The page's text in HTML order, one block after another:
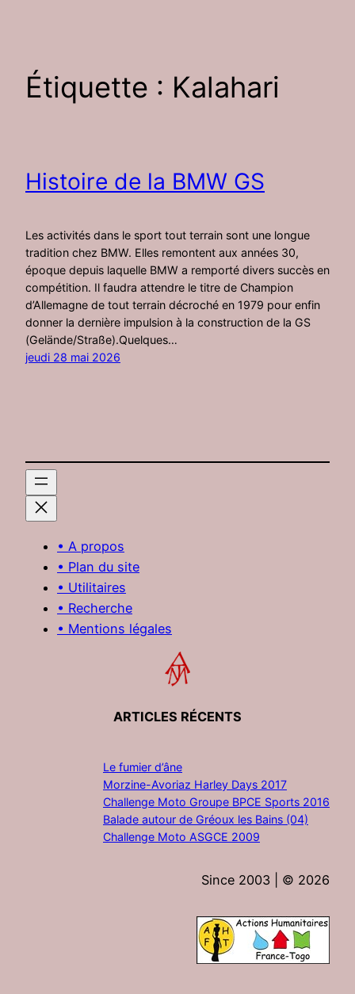
Étiquette : Kalahari
Histoire de la BMW GS
Les activités dans le sport tout terrain sont une longue
tradition chez BMW. Elles remontent aux années 30,
époque depuis laquelle BMW a remporté divers succès en
compétition. Il faudra attendre le titre de Champion
d’Allemagne de tout terrain décroché en 1979 pour enfin
donner la dernière impulsion à la construction de la GS
(Gelände/Straße).Quelques…
jeudi 28 mai 2026
• A propos
• Plan du site
• Utilitaires
• Recherche
• Mentions légales
ARTICLES RÉCENTS
Le fumier d’âne
Morzine-Avoriaz Harley Days 2017
Challenge Moto Groupe BPCE Sports 2016
Balade autour de Gréoux les Bains (04)
Challenge Moto ASGCE 2009
Since 2003 | © 2026